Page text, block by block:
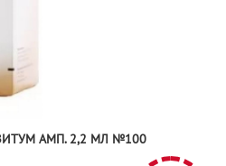
АМП. 2,2 МЛ №100